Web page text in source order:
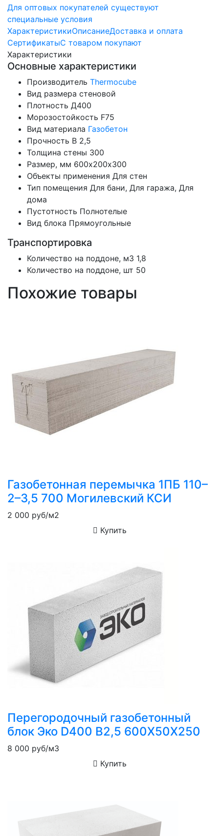
Для оптовых покупателей существуют
специальные условия
ХарактеристикиОписаниеДоставка и оплата
СертификатыС товаром покупают
Характеристики
Основные характеристики
Производитель Thermocube
Вид размера стеновой
Плотность Д400
Морозостойкость F75
Вид материала Газобетон
Прочность B 2,5
Толщина стены 300
Размер, мм 600х200х300
Объекты применения Для стен
Тип помещения Для бани, Для гаража, Для
дома
Пустотность Полнотелые
Вид блока Прямоугольные
Транспортировка
Количество на поддоне, м3 1,8
Количество на поддоне, шт 50
Похожие товары
Газобетонная перемычка 1ПБ 110–
2–3,5 700 Могилевский КСИ
2 000 руб/м2
Купить
Перегородочный газобетонный
блок Эко D400 B2,5 600X50X250
8 000 руб/м3
Купить